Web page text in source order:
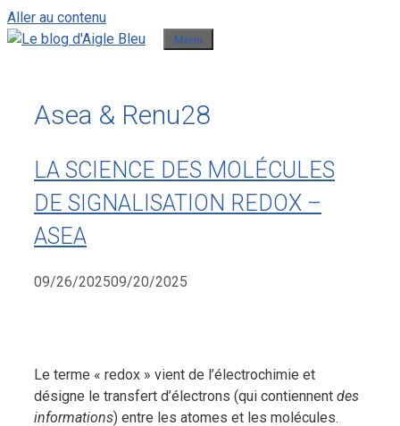
Aller au contenu
Menu
Asea & Renu28
LA SCIENCE DES MOLÉCULES
DE SIGNALISATION REDOX –
ASEA
09/26/202509/20/2025
Le terme « redox » vient de l’électrochimie et
désigne le transfert d’électrons (qui contiennent des
informations) entre les atomes et les molécules.